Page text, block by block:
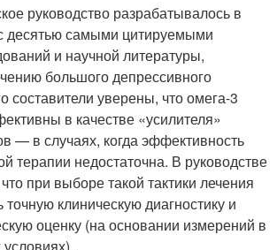
руководство разрабатывалось в
десятью самыми цитируемыми
и научной литературы,
большого депрессивного
составители уверены, что омега-3
в качестве «усилителя»
— в случаях, когда эффективность
терапии недостаточна. В руководстве
при выборе такой тактики лечения
клиническую диагностику и
оценку (на основании измерений в